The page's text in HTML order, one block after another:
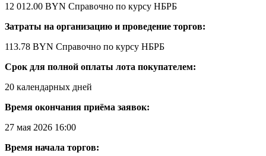
12 012.00 BYN Справочно по курсу НБРБ
Затраты на организацию и проведение торгов:
113.78 BYN Справочно по курсу НБРБ
Срок для полной оплаты лота покупателем:
20 календарных дней
Время окончания приёма заявок:
27 мая 2026 16:00
Время начала торгов: